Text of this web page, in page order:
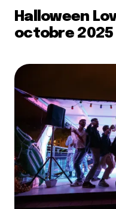
Halloween
octobre 2025